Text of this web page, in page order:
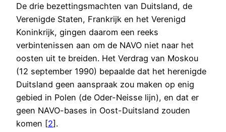
De drie bezettingsmachten van Duitsland, de
Verenigde Staten, Frankrijk en het Verenigd
Koninkrijk, gingen daarom een reeks
verbintenissen aan om de NAVO niet naar het
oosten uit te breiden. Het Verdrag van Moskou
(12 september 1990) bepaalde dat het herenigde
Duitsland geen aanspraak zou maken op enig
gebied in Polen (de Oder-Neisse lijn), en dat er
geen NAVO-bases in Oost-Duitsland zouden
komen [2].